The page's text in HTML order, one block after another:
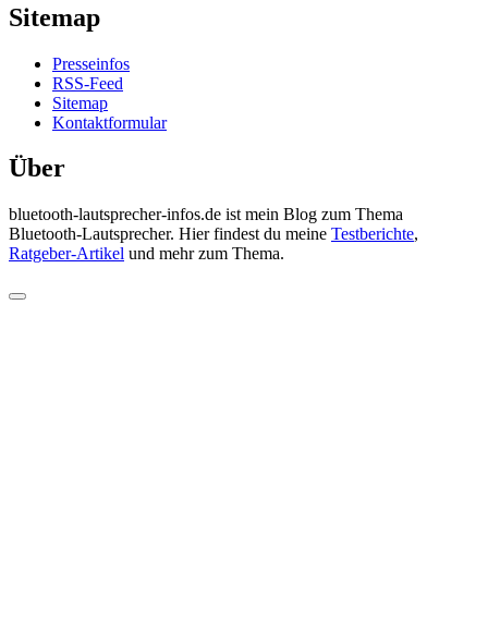
Sitemap
Presseinfos
RSS-Feed
Sitemap
Kontaktformular
Über
bluetooth-lautsprecher-infos.de ist mein Blog zum Thema
Bluetooth-Lautsprecher. Hier findest du meine Testberichte,
Ratgeber-Artikel und mehr zum Thema.